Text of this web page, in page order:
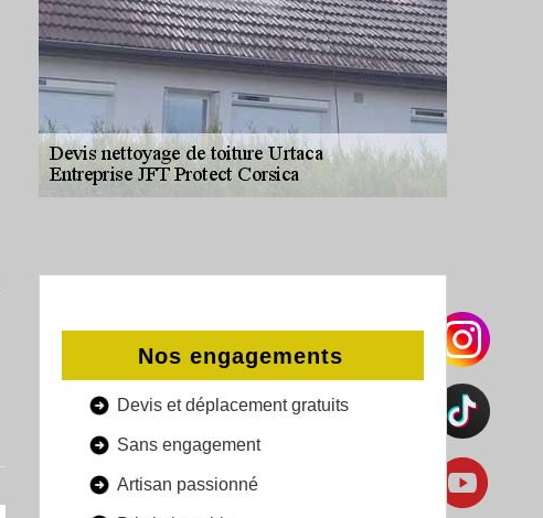
Nos engagements
Devis et déplacement gratuits
Sans engagement
Artisan passionné